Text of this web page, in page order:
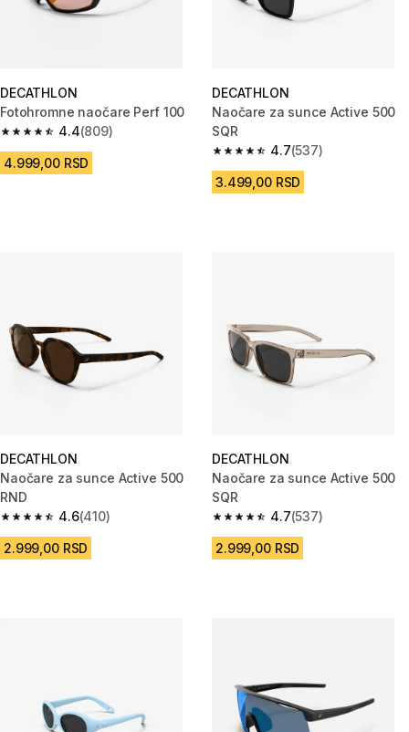
DECATHLON
Fotohromne naočare Perf 100
4.4
4.4 od 5 zvezdica from 809 Recenzije
(809)
4.999,00 RSD
DECATHLON
Naočare za sunce Active 500
SQR
4.7
4.7 od 5 zvezdica from 537
(537)
3.499,00 RSD
DECATHLON
Naočare za sunce Active 500
RND
4.6
4.6 od 5 zvezdica from 410 Recenzije
(410)
2.999,00 RSD
DECATHLON
Naočare za sunce Active 500
SQR
4.7
4.7 od 5 zvezdica from 537
(537)
2.999,00 RSD